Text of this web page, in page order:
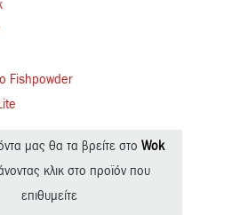
Fishpowder
μας θα τα βρείτε στο Wok
κλικ στο προϊόν που
επιθυμείτε